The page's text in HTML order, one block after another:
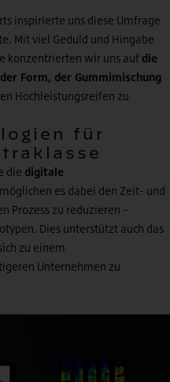
inspirierte uns diese Umfrage
Mit viel Geduld und Hingabe
konzentrierten wir uns auf die
Form, der Gummimischung
Hochleistungsreifen zu
für
die digitale
es dabei den Zeit- und
Prozess zu reduzieren –
Dies unterstützt auch das
zu einem
Unternehmen zu